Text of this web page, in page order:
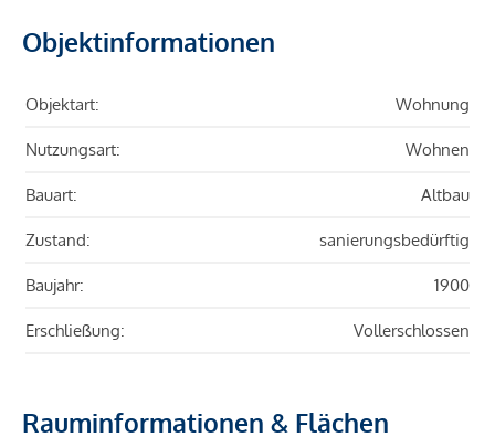
Objektinformationen
Objektart: Wohnung
Nutzungsart: Wohnen
Bauart: Altbau
Zustand: sanierungsbedürftig
Baujahr: 1900
Erschließung: Vollerschlossen
Rauminformationen & Flächen